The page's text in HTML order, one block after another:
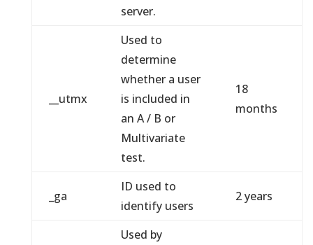
server.
__utmx
Used to
determine
whether a user
is included in
an A / B or
Multivariate
test.
18
months
_ga
ID used to
identify users
2 years
Used by